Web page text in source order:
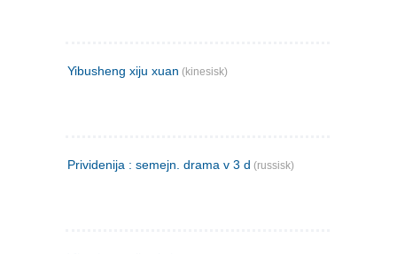
Yibusheng xiju xuan (kinesisk)
Prividenija : semejn. drama v 3 d (russisk)